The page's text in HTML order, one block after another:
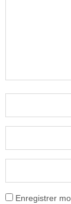
Enregistrer